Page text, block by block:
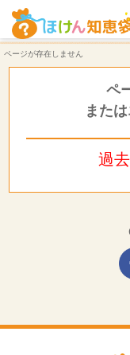
ページが存在しません | ほけん知恵袋
ページが存在しません
ペ
また
過